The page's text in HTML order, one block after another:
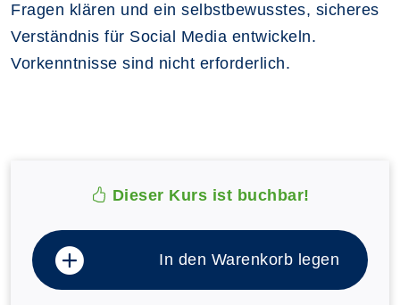
Fragen klären und ein selbstbewusstes, sicheres
Verständnis für Social Media entwickeln.
Vorkenntnisse sind nicht erforderlich.
Dieser Kurs ist buchbar!
In den Warenkorb legen